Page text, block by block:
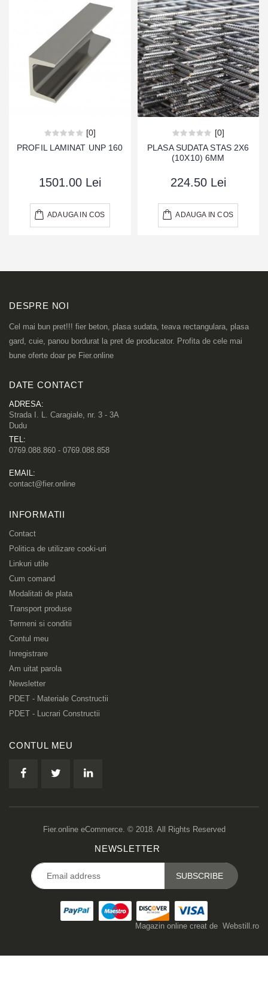
[0]
PROFIL LAMINAT UNP 160
1501.00 Lei
ADAUGA IN COS
[0]
PLASA SUDATA STAS 2X6
(10X10) 6MM
224.50 Lei
ADAUGA IN COS
DESPRE NOI
Cel mai bun pret!!! fier beton, plasa sudata, teava rectangulara, plasa
gard, cuie, panou bordurat la pret de producator. Profita de cele mai
bune oferte doar pe Fier.online
DATE CONTACT
ADRESA:
Strada I. L. Caragiale, nr. 3 - 3A
Dudu
TEL:
0769.088.860 - 0769.088.858
EMAIL:
contact@fier.online
INFORMATII
Contact
Politica de utilizare cooki-uri
Linkuri utile
Cum comand
Modalitati de plata
Transport produse
Termeni si conditii
Contul meu
Inregistrare
Am uitat parola
Newsletter
PDET - Materiale Constructii
PDET - Lucrari Constructii
CONTUL MEU
Fier.online eCommerce. © 2018. All Rights Reserved
NEWSLETTER
Magazin online creat de Webstill.ro